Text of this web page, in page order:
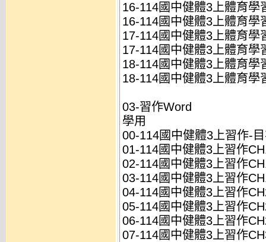
16-114國中健體3上體育學
16-114國中健體3上體育學
17-114國中健體3上體育學
17-114國中健體3上體育學
18-114國中健體3上體育學
18-114國中健體3上體育學
03-習作Word
學用
00-114國中健體3上習作-
01-114國中健體3上習作
02-114國中健體3上習作
03-114國中健體3上習作
04-114國中健體3上習作
05-114國中健體3上習作
06-114國中健體3上習作
07-114國中健體3上習作